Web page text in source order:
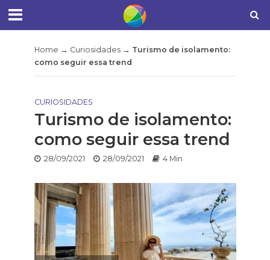
Home → Curiosidades→ Turismo de isolamento:
como seguir essa trend
CURIOSIDADES
Turismo de isolamento:
como seguir essa trend
28/09/2021 28/09/2021 4 Min